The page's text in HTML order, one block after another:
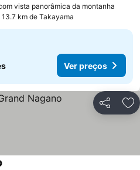
vista panorâmica da montanha
13.7 km de Takayama
Ver preços
Partilhar